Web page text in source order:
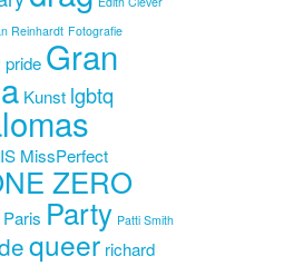
Reinhardt Fotografie
pride Gran
Kunst lgbtq
MissPerfect
ZERO
Paris Party Patti Smith
queer richard